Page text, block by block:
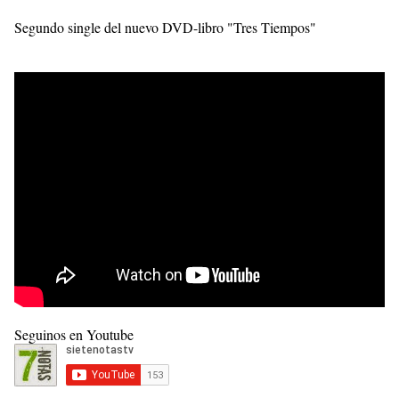
Segundo single del nuevo DVD-libro "Tres Tiempos"
Seguinos en Youtube